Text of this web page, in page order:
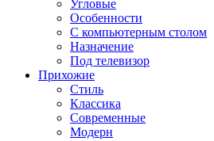
Угловые
Особенности
С компьютерным столом
Назначение
Под телевизор
Прихожие
Стиль
Классика
Современные
Модерн